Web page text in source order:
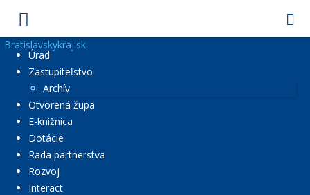
Bratislavskykraj.sk
Úrad
Zastupiteľstvo
Archív
Otvorená župa
E-knižnica
Dotácie
Rada partnerstva
Rozvoj
Interact